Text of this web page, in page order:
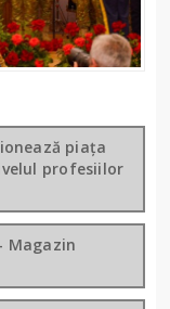
piața
profesiilor
Magazin